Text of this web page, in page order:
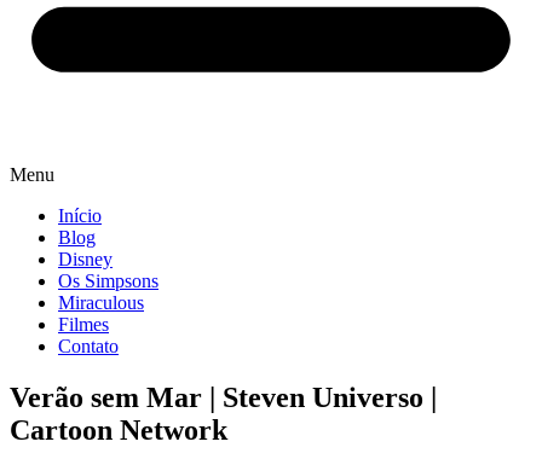
Menu
Início
Blog
Disney
Os Simpsons
Miraculous
Filmes
Contato
Verão sem Mar | Steven Universo |
Cartoon Network